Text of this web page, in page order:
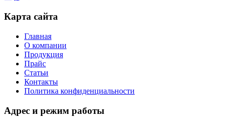
Карта сайта
Главная
О компании
Продукция
Прайс
Статьи
Контакты
Политика конфиденциальности
Адрес и режим работы